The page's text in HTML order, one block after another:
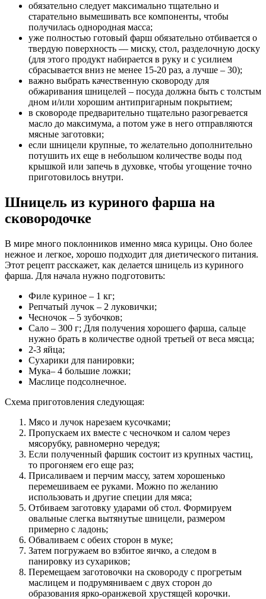
обязательно следует максимально тщательно и
старательно вымешивать все компоненты, чтобы
получилась однородная масса;
уже полностью готовый фарш обязательно отбивается о
твердую поверхность — миску, стол, разделочную доску
(для этого продукт набирается в руку и с усилием
сбрасывается вниз не менее 15-20 раз, а лучше – 30);
важно выбрать качественную сковороду для
обжаривания шницелей – посуда должна быть с толстым
дном и/или хорошим антипригарным покрытием;
в сковороде предварительно тщательно разогревается
масло до максимума, а потом уже в него отправляются
мясные заготовки;
если шницели крупные, то желательно дополнительно
потушить их еще в небольшом количестве воды под
крышкой или запечь в духовке, чтобы угощение точно
приготовилось внутри.
Шницель из куриного фарша на
сковородочке
В мире много поклонников именно мяса курицы. Оно более
нежное и легкое, хорошо подходит для диетического питания.
Этот рецепт расскажет, как делается шницель из куриного
фарша. Для начала нужно подготовить:
Филе куриное – 1 кг;
Репчатый лучок – 2 луковички;
Чесночок – 5 зубочков;
Сало – 300 г; Для получения хорошего фарша, сальце
нужно брать в количестве одной третьей от веса мясца;
2-3 яйца;
Сухарики для панировки;
Мука– 4 большие ложки;
Маслице подсолнечное.
Схема приготовления следующая:
Мясо и лучок нарезаем кусочками;
Пропускаем их вместе с чесночком и салом через
мясорубку, равномерно чередуя;
Если полученный фаршик состоит из крупных частиц,
то прогоняем его еще раз;
Присаливаем и перчим массу, затем хорошенько
перемешиваем ее руками. Можно по желанию
использовать и другие специи для мяса;
Отбиваем заготовку ударами об стол. Формируем
овальные слегка вытянутые шницели, размером
примерно с ладонь;
Обваливаем с обеих сторон в муке;
Затем погружаем во взбитое яичко, а следом в
панировку из сухариков;
Перемещаем заготовочки на сковороду с прогретым
маслицем и подрумяниваем с двух сторон до
образования ярко-оранжевой хрустящей корочки.